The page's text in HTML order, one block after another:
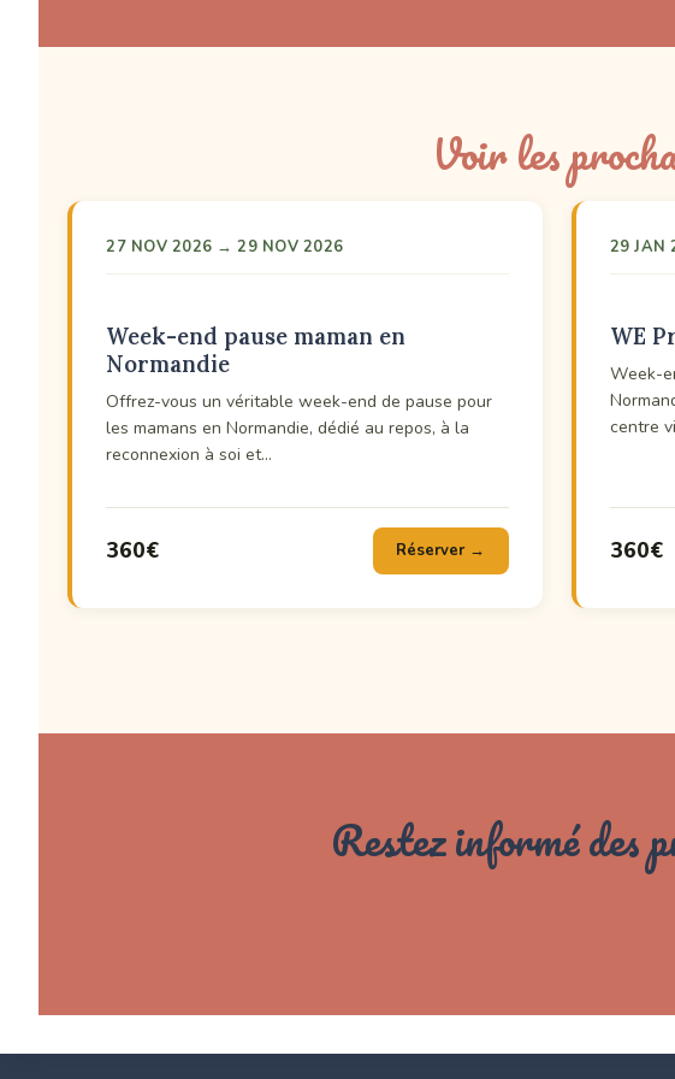
Voir les
27 NOV 2026 → 29 NOV 2026
Week-end pause maman en
Normandie
Offrez-vous un véritable week-end de pause pour
les mamans en Normandie, dédié au repos, à la
reconnexion à soi et…
360€ Réserver →
29 JAN
WE
Week-
centre
360€
Restez informé des